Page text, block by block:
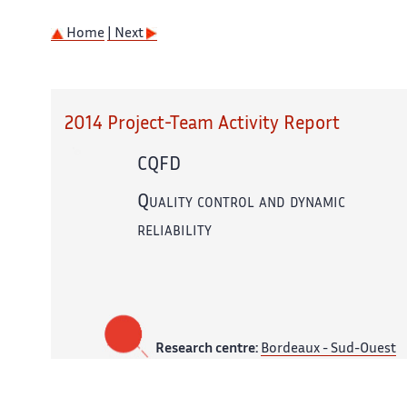
Home | Next
2014 Project-Team Activity Report
CQFD
Quality control and dynamic
reliability
Research centre: Bordeaux - Sud-Ouest